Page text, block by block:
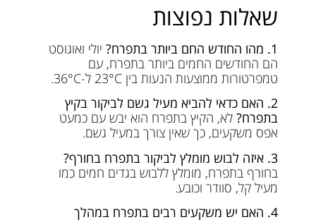
שאלות נפוצות
1. מהו החודש החם ביותר בתפרח?
יולי ואוגוסט
הם החודשים החמים ביותר בתפרח, עם
טמפרטורות ממוצעות הנעות בין 23°C ל-36°C.
2. האם כדאי להביא מעיל גשם לביקור בקיץ
בתפרח? לא, הקיץ בתפרח הוא יבש עם כמעט
אפס משקעים, כך שאין צורך במעיל גשם.
3. איזה לבוש מומלץ לביקור בתפרח בחורף?
בחורף בתפרח, מומלץ ללבוש בגדים חמים כמו
מעיל קל, סוודר וכובע.
4. האם יש משקעים רבים בתפרח במהלך